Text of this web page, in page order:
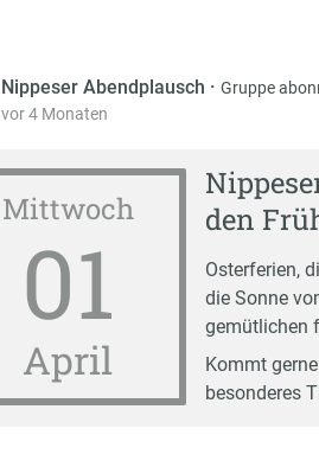
Nippeser Abendplausch · Gruppe
vor 4 Monaten
Mittwoch
01
April
den
Osterferien,
die Sonne
gemütlichen
Kommt
besonderes